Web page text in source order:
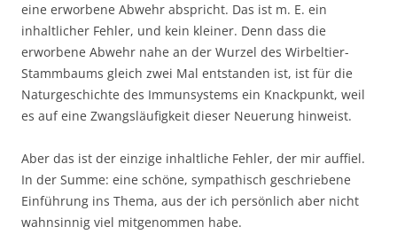
eine erworbene Abwehr abspricht. Das ist m. E. ein
inhaltlicher Fehler, und kein kleiner. Denn dass die
erworbene Abwehr nahe an der Wurzel des Wirbeltier-
Stammbaums gleich zwei Mal entstanden ist, ist für die
Naturgeschichte des Immunsystems ein Knackpunkt, weil
es auf eine Zwangsläufigkeit dieser Neuerung hinweist.
Aber das ist der einzige inhaltliche Fehler, der mir auffiel.
In der Summe: eine schöne, sympathisch geschriebene
Einführung ins Thema, aus der ich persönlich aber nicht
wahnsinnig viel mitgenommen habe.